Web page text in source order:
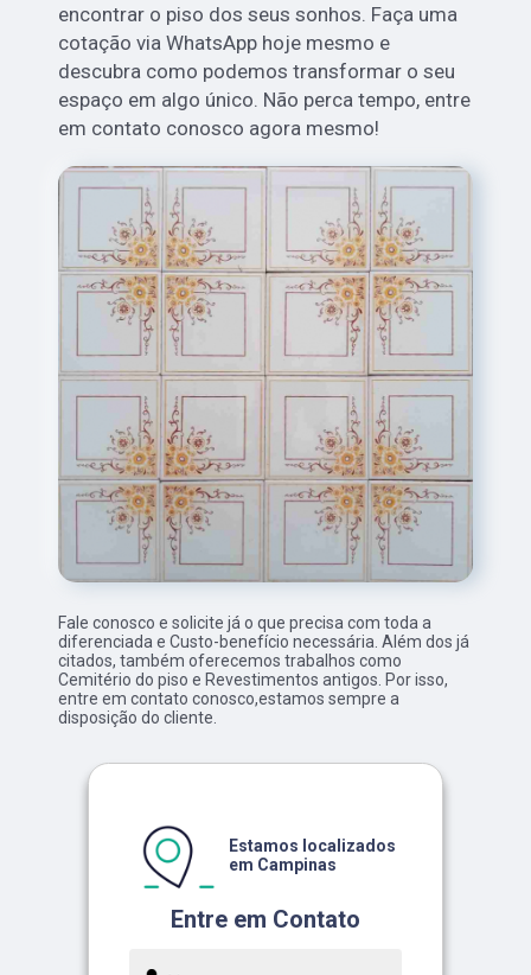
encontrar o piso dos seus sonhos. Faça uma
cotação via WhatsApp hoje mesmo e
descubra como podemos transformar o seu
espaço em algo único. Não perca tempo, entre
em contato conosco agora mesmo!
Fale conosco e solicite já o que precisa com toda a
diferenciada e Custo-benefício necessária. Além dos já
citados, também oferecemos trabalhos como
Cemitério do piso e Revestimentos antigos. Por isso,
entre em contato conosco,estamos sempre a
disposição do cliente.
Entre em Contato
Estamos localizados
em Campinas